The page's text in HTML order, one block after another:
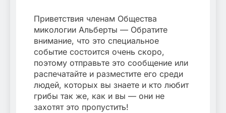
Приветствия членам Общества
микологии Альберты — Обратите
внимание, что это специальное
событие состоится очень скоро,
поэтому отправьте это сообщение или
распечатайте и разместите его среди
людей, которых вы знаете и кто любит
грибы так же, как и вы — они не
захотят это пропустить!